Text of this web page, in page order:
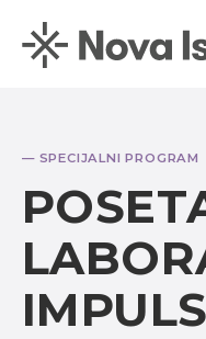
— SPECIJALNI PROGRAM
IMPULS